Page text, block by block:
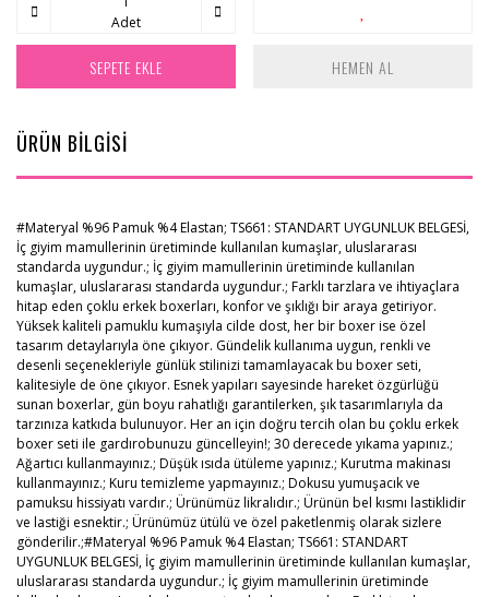
Adet
SEPETE EKLE HEMEN AL
ÜRÜN BİLGİSİ
#Materyal %96 Pamuk %4 Elastan; TS661: STANDART UYGUNLUK BELGESİ,
İç giyim mamullerinin üretiminde kullanılan kumaşIar, uluslararası
standarda uygundur.; İç giyim mamullerinin üretiminde kullanılan
kumaşIar, uluslararası standarda uygundur.; Farklı tarzlara ve ihtiyaçlara
hitap eden çoklu erkek boxerları, konfor ve şıklığı bir araya getiriyor.
Yüksek kaliteli pamuklu kumaşıyla cilde dost, her bir boxer ise özel
tasarım detaylarıyla öne çıkıyor. Gündelik kullanıma uygun, renkli ve
desenli seçenekleriyle günlük stilinizi tamamlayacak bu boxer seti,
kalitesiyle de öne çıkıyor. Esnek yapıları sayesinde hareket özgürlüğü
sunan boxerlar, gün boyu rahatlığı garantilerken, şık tasarımlarıyla da
tarzınıza katkıda bulunuyor. Her an için doğru tercih olan bu çoklu erkek
boxer seti ile gardırobunuzu güncelleyin!; 30 derecede yıkama yapınız.;
Ağartıcı kullanmayınız.; Düşük ısıda ütüleme yapınız.; Kurutma makinası
kullanmayınız.; Kuru temizleme yapmayınız.; Dokusu yumuşacık ve
pamuksu hissiyatı vardır.; Ürünümüz likralıdır.; Ürünün bel kısmı lastiklidir
ve lastiği esnektir.; Ürünümüz ütülü ve özel paketlenmiş olarak sizlere
gönderilir.;#Materyal %96 Pamuk %4 Elastan; TS661: STANDART
UYGUNLUK BELGESİ, İç giyim mamullerinin üretiminde kullanılan kumaşIar,
uluslararası standarda uygundur.; İç giyim mamullerinin üretiminde